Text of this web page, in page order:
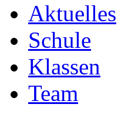
Aktuelles
Schule
Klassen
Team